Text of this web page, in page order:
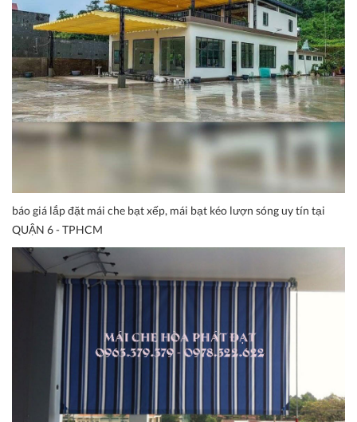
báo giá lắp đặt mái che bạt xếp, mái bạt kéo lượn sóng uy tín tại
QUẬN 6 - TPHCM